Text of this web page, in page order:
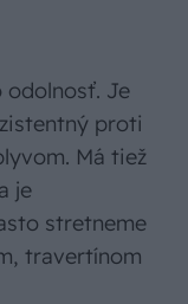
odolnosť. Je
proti
Má tiež
a je
stretneme
travertínom